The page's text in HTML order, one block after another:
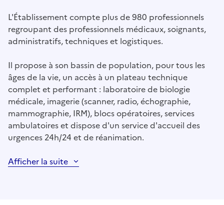
L'Établissement compte plus de 980 professionnels
regroupant des professionnels médicaux, soignants,
administratifs, techniques et logistiques.
Il propose à son bassin de population, pour tous les
âges de la vie, un accès à un plateau technique
complet et performant : laboratoire de biologie
médicale, imagerie (scanner, radio, échographie,
mammographie, IRM), blocs opératoires, services
ambulatoires et dispose d'un service d'accueil des
urgences 24h/24 et de réanimation.
Afficher la suite